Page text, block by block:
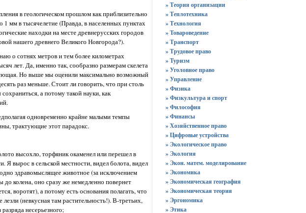
в геологическом прошлом как приблизительно
мм в тысячелетие (Правда, в населенных пунктах
находки на месте древнерусских городов
нашего древнего Великого Новгорода?).
о сотнях метров и тем более километрах
лет. Да, именно так, сообразно размерам скелета
Но выше мы оценили максимально возможный
раз меньше. Стоит ли говорить, что при столь
а потому такой науки, как
одновременно крайне малыми темпы
трактующие этот парадокс.
высохло, торфяник окаменел или перешел в
вырос в сельской местности, видел болота, видел
здравомыслящее животное (за исключением
до колена, оно сразу же немедленно повернет
воротят), а потому есть основания полагать, что
(невкусная там растительность!). В-третьих,
несерьезного;
» Теория организации
» Теплотехника
» Технология
» Товароведение
» Транспорт
» Трудовое право
» Туризм
» Уголовное право
» Управление
» Физика
» Физкультура и спорт
» Философия
» Финансы
» Хозяйственное право
» Цифровые устройства
» Экологическое право
» Экология
» Экон. матем. моделирование
» Экономика
» Экономическая география
» Экономическая теория
» Эргономика
» Этика